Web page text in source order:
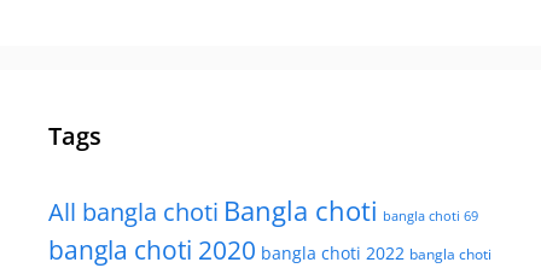
Tags
All bangla choti Bangla choti bangla choti 69
bangla choti 2020 bangla choti 2022 bangla choti